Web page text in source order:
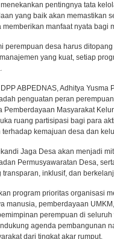
pentingnya tata
yang baik akan memastikan
memberikan manfaat nyata bagi
perempuan desa harus
yang kuat, setiap
ABPEDNAS, Adhitya
penguatan peran
Pemberdayaan Masyarakat
ruang partisipasi bagi para
kemajuan desa dan
Jaga Desa akan menjadi
Permusyawaratan Desa,
inklusif, dan
program prioritas organisasi
manusia, pemberdayaan
perempuan di
agenda pembangunan
dari tingkat akar rumput.